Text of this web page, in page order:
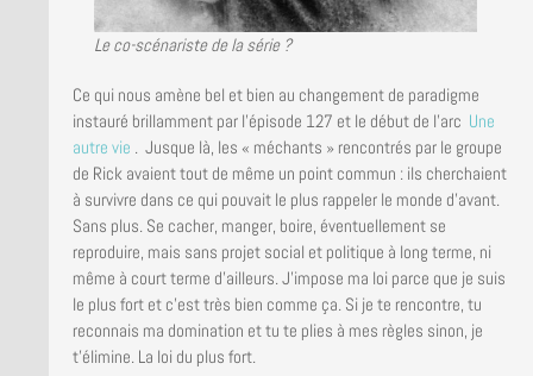
Le co-scénariste de la série ?
Ce qui nous amène bel et bien au changement de paradigme
instauré brillamment par l’épisode 127 et le début de l’arc Une
autre vie . Jusque là, les « méchants » rencontrés par le groupe
de Rick avaient tout de même un point commun : ils cherchaient
à survivre dans ce qui pouvait le plus rappeler le monde d’avant.
Sans plus. Se cacher, manger, boire, éventuellement se
reproduire, mais sans projet social et politique à long terme, ni
même à court terme d’ailleurs. J’impose ma loi parce que je suis
le plus fort et c’est très bien comme ça. Si je te rencontre, tu
reconnais ma domination et tu te plies à mes règles sinon, je
t’élimine. La loi du plus fort.